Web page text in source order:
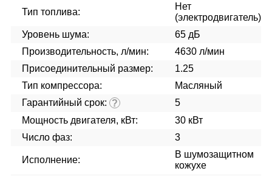
Тип топлива:
Нет
(электродвигатель)
Уровень шума:
65 дБ
Производительность, л/мин:
4630 л/мин
Присоединительный размер:
1.25
Тип компрессора:
Масляный
Гарантийный срок: ?
5
Мощность двигателя, кВт:
30 кВт
Число фаз:
3
Исполнение:
В шумозащитном
кожухе